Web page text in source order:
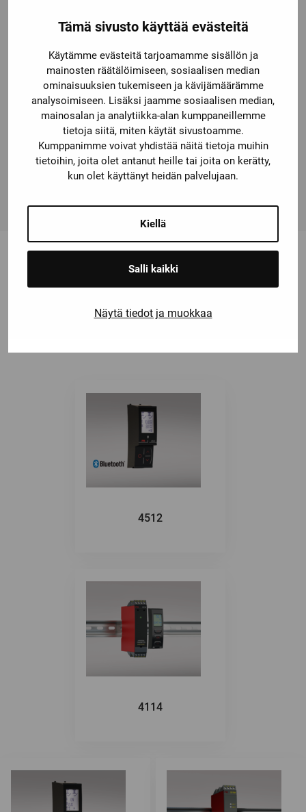
Tämä sivusto käyttää evästeitä
Käytämme evästeitä tarjoamamme sisällön ja
mainosten räätälöimiseen, sosiaalisen median
ominaisuuksien tukemiseen ja kävijämäärämme
analysoimiseen. Lisäksi jaamme sosiaalisen median,
mainosalan ja analytiikka-alan kumppaneillemme
tietoja siitä, miten käytät sivustoamme.
Kumppanimme voivat yhdistää näitä tietoja muihin
tietoihin, joita olet antanut heille tai joita on kerätty,
kun olet käyttänyt heidän palvelujaan.
Kiellä
Salli kaikki
Näytä tiedot ja muokkaa
3114,
9113, 9116.
Tekniset ominaisuudet
Loop Link 5909 koostuu kommunikointikotelosta,
jossa on USB-kaapeli tietokoneliitäntään ja
tarvittavista kaapeleista laiteliitäntään.
Kommunikointikotelo saa energiansa tietokoneen
Saatat olla kiinnostunut myös
näistä
4512
4114